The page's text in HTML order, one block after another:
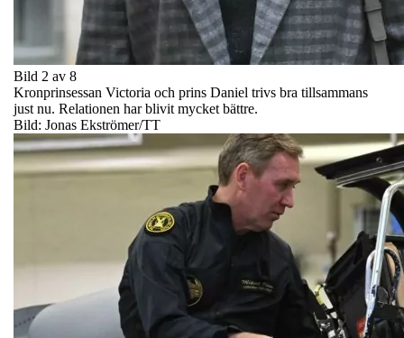
Bild 2 av 8
Kronprinsessan Victoria och prins Daniel trivs bra tillsammans
just nu. Relationen har blivit mycket bättre.
Bild: Jonas Ekströmer/TT